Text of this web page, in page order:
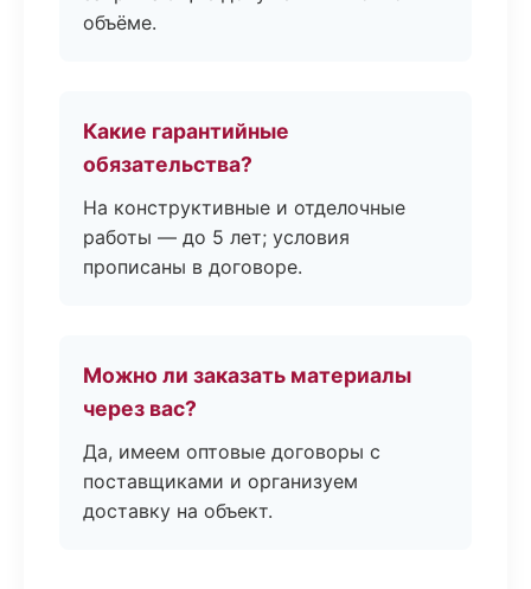
объёме.
Какие гарантийные
обязательства?
На конструктивные и отделочные
работы — до 5 лет; условия
прописаны в договоре.
Можно ли заказать материалы
через вас?
Да, имеем оптовые договоры с
поставщиками и организуем
доставку на объект.